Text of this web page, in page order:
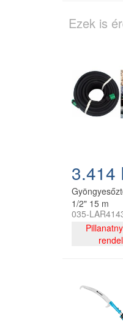
Ezek is
3.414
1/2" 15 m
035-